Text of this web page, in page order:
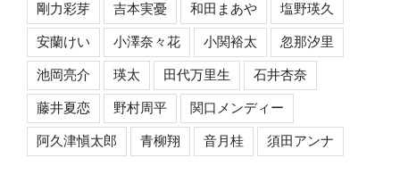
剛力彩芽 吉本実憂 和田まあや 塩野瑛久
安蘭けい 小澤奈々花 小関裕太 忽那汐里
池岡亮介 瑛太 田代万里生 石井杏奈
藤井夏恋 野村周平 関口メンディー
阿久津愼太郎 青柳翔 音月桂 須田アンナ